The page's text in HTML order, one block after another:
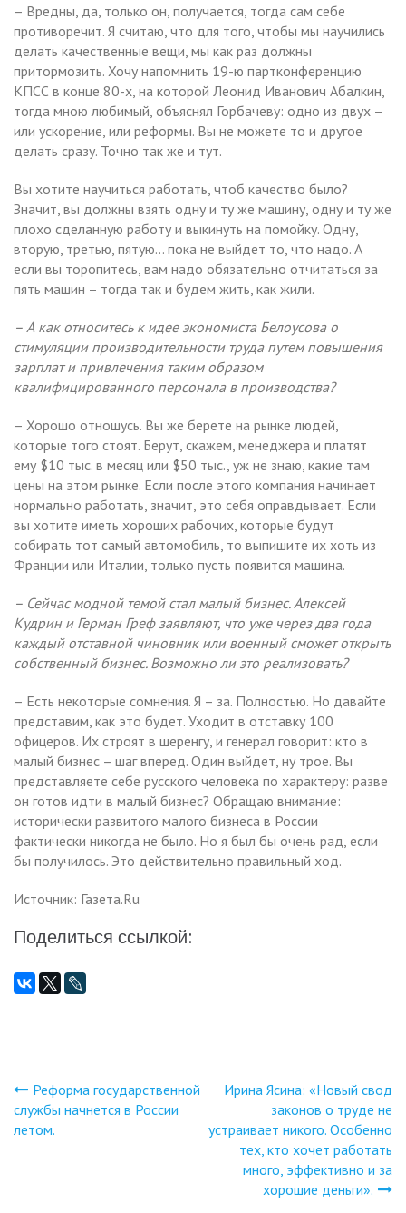
– Вредны, да, только он, получается, тогда сам себе
противоречит. Я считаю, что для того, чтобы мы научились
делать качественные вещи, мы как раз должны
притормозить. Хочу напомнить 19-ю партконференцию
КПСС в конце 80-х, на которой Леонид Иванович Абалкин,
тогда мною любимый, объяснял Горбачеву: одно из двух –
или ускорение, или реформы. Вы не можете то и другое
делать сразу. Точно так же и тут.
Вы хотите научиться работать, чтоб качество было?
Значит, вы должны взять одну и ту же машину, одну и ту же
плохо сделанную работу и выкинуть на помойку. Одну,
вторую, третью, пятую… пока не выйдет то, что надо. А
если вы торопитесь, вам надо обязательно отчитаться за
пять машин – тогда так и будем жить, как жили.
– А как относитесь к идее экономиста Белоусова о
стимуляции производительности труда путем повышения
зарплат и привлечения таким образом
квалифицированного персонала в производства?
– Хорошо отношусь. Вы же берете на рынке людей,
которые того стоят. Берут, скажем, менеджера и платят
ему $10 тыс. в месяц или $50 тыс., уж не знаю, какие там
цены на этом рынке. Если после этого компания начинает
нормально работать, значит, это себя оправдывает. Если
вы хотите иметь хороших рабочих, которые будут
собирать тот самый автомобиль, то выпишите их хоть из
Франции или Италии, только пусть появится машина.
– Сейчас модной темой стал малый бизнес. Алексей
Кудрин и Герман Греф заявляют, что уже через два года
каждый отставной чиновник или военный сможет открыть
собственный бизнес. Возможно ли это реализовать?
– Есть некоторые сомнения. Я – за. Полностью. Но давайте
представим, как это будет. Уходит в отставку 100
офицеров. Их строят в шеренгу, и генерал говорит: кто в
малый бизнес – шаг вперед. Один выйдет, ну трое. Вы
представляете себе русского человека по характеру: разве
он готов идти в малый бизнес? Обращаю внимание:
исторически развитого малого бизнеса в России
фактически никогда не было. Но я был бы очень рад, если
бы получилось. Это действительно правильный ход.
Источник: Газета.Ru
Поделиться ссылкой:
Навигация
Реформа государственной
службы начнется в России
летом.
Ирина Ясина: «Новый свод
законов о труде не
устраивает никого. Особенно
тех, кто хочет работать
много, эффективно и за
хорошие деньги».